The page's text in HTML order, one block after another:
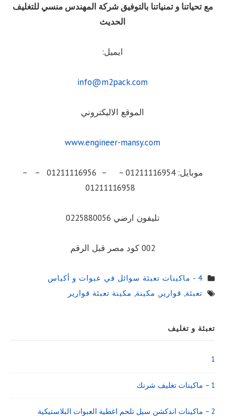
مع تحياتنا و تمنياتنا بالتوفيق شركة المهندس منسي للتغليف
الحديث
ايميل:
info@m2pack.com
الموقع الاليكتروني
www.engineer-mansy.com
موبايل: 01211116954 – – 01211116956 – –
تليفون ارضي 0225880056
002 كود مصر قبل الرقم
4 - ماكينات تعبئة سوائل في عبوات و أكياس
تعبئة, قوارير , مكينة, مكينة تعبئة قوارير
Sidebar
Widget
Area
تعبئة و تغليف
1
1 – ماكينات تغليف شرنك
2 – ماكينات اندكشن سيل تلحم اغطية العبوات البلاستيكية